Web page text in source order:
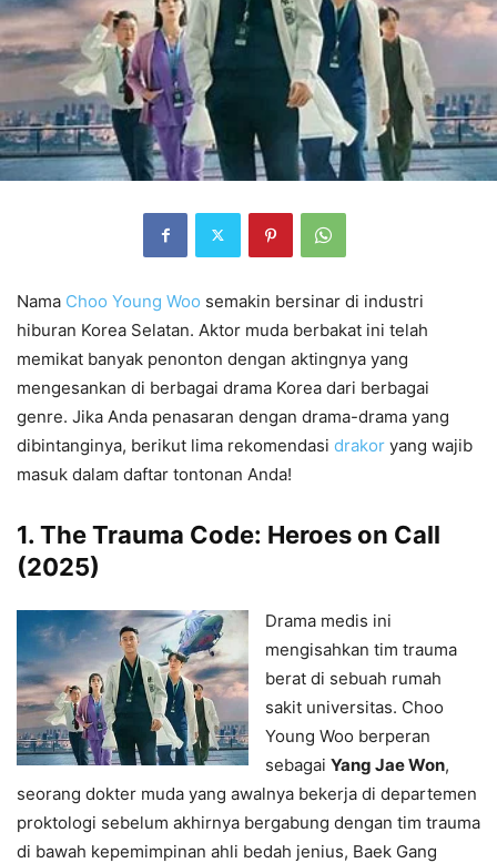
Nama Choo Young Woo semakin bersinar di industri
hiburan Korea Selatan. Aktor muda berbakat ini telah
memikat banyak penonton dengan aktingnya yang
mengesankan di berbagai drama Korea dari berbagai
genre. Jika Anda penasaran dengan drama-drama yang
dibintanginya, berikut lima rekomendasi drakor yang wajib
masuk dalam daftar tontonan Anda!
1. The Trauma Code: Heroes on Call
(2025)
Drama medis ini
mengisahkan tim trauma
berat di sebuah rumah
sakit universitas. Choo
Young Woo berperan
sebagai Yang Jae Won,
seorang dokter muda yang awalnya bekerja di departemen
proktologi sebelum akhirnya bergabung dengan tim trauma
di bawah kepemimpinan ahli bedah jenius, Baek Gang